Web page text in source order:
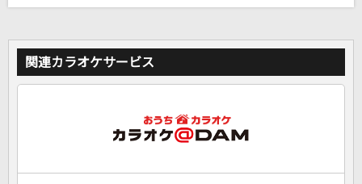
関連カラオケサービス